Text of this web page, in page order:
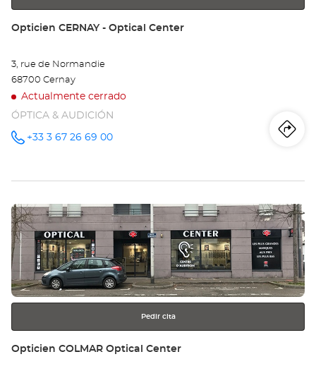
Tienda:
Opticien CERNAY - Optical Center
3, rue de Normandie
68700 Cernay
Actualmente cerrado
ÓPTICA & AUDICIÓN
número
+33 3 67 26 69 00
a
-
Pulse
ENTER
para
obtener
más
información
Pedir cita
Tienda:
Opticien COLMAR Optical Center